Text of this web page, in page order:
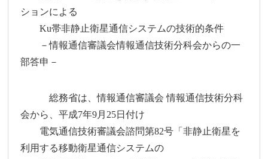
ションによる
Ku帯非静止衛星通信システムの技術的条件
－情報通信審議会情報通信技術分科会からの一
部答申－
総務省は、情報通信審議会 情報通信技術分科
会から、平成7年9月25日付け
電気通信技術審議会諮問第82号「非静止衛星を
利用する移動衛星通信システムの